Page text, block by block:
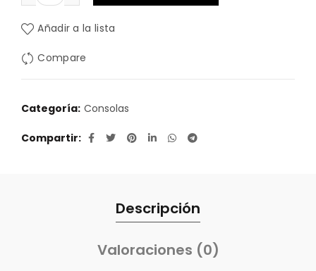
Añadir a la lista
Compare
Categoría: Consolas
Compartir
Descripción
Valoraciones (0)